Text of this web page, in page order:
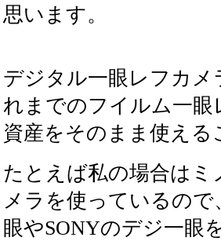
思います。
デジタル一眼レフカ
れまでのフイルム一
資産をそのまま使え
たとえば私の場合は
メラを使っているの
眼やSONYのデジ一眼